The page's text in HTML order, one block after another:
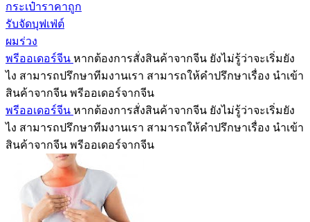
กระเป๋าราคาถูก
รับจัดบุฟเฟ่ต์
ผมร่วง
พรีออเดอร์จีน หากต้องการสั่งสินค้าจากจีน ยังไม่รู้ว่าจะเริ่มยัง
ไง สามารถปรึกษาทีมงานเรา สามารถให้คำปรึกษาเรื่อง นำเข้า
สินค้าจากจีน พรีออเดอร์จากจีน
พรีออเดอร์จีน หากต้องการสั่งสินค้าจากจีน ยังไม่รู้ว่าจะเริ่มยัง
ไง สามารถปรึกษาทีมงานเรา สามารถให้คำปรึกษาเรื่อง นำเข้า
สินค้าจากจีน พรีออเดอร์จากจีน